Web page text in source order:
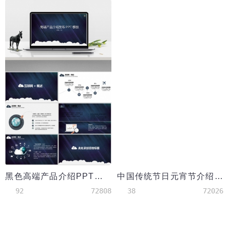
黑色高端产品介绍PPT模板
92 72808
中国传统节日元宵节介绍宣传ppt模板
38 72026